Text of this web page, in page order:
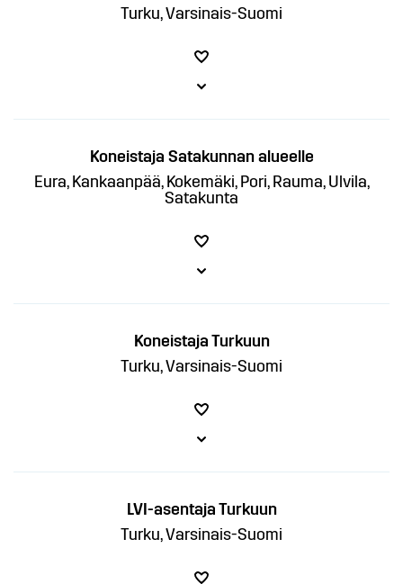
Turku, Varsinais-Suomi
Koneistaja Satakunnan alueelle
Eura, Kankaanpää, Kokemäki, Pori, Rauma, Ulvila,
Satakunta
Koneistaja Turkuun
Turku, Varsinais-Suomi
LVI-asentaja Turkuun
Turku, Varsinais-Suomi